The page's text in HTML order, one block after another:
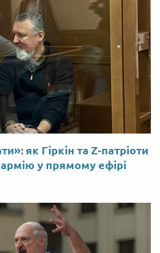
як Гіркін та Z-патріоти
у прямому ефірі